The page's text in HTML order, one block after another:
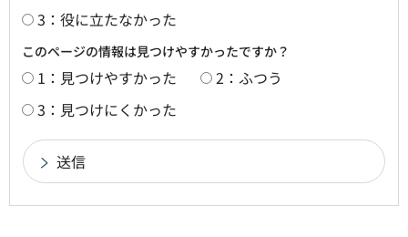
3：役に立たなかった
このページの情報は見つけやすかったですか？
1：見つけやすかった
2：ふつう
3：見つけにくかった